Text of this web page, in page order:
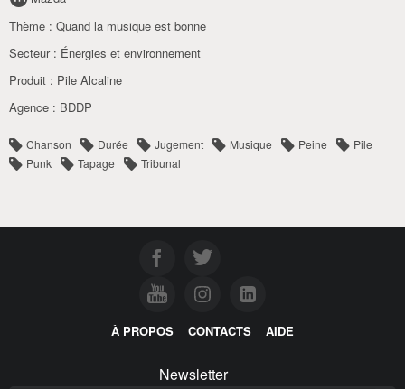
Thème : Quand la musique est bonne
Secteur : Énergies et environnement
Produit : Pile Alcaline
Agence : BDDP
Chanson Durée Jugement Musique Peine
Pile
Punk
Tapage Tribunal
À PROPOS CONTACTS AIDE
Newsletter